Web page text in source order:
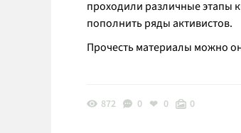
проходили различные этапы
пополнить ряды активистов.
Прочесть материалы можно
872 0 0 0